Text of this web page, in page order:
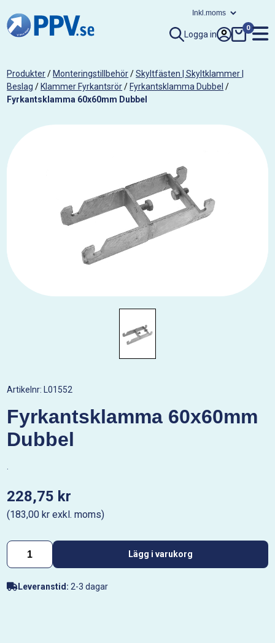
Logga in
0
Produkter/ Monteringstillbehör/Skyltfästen | Skyltklammer |
Beslag / Klammer Fyrkantsrör/ Fyrkantsklamma Dubbel /
Fyrkantsklamma 60x60mm Dubbel
Artikelnr: L01552
Fyrkantsklamma 60x60mm
Dubbel
228,75 kr
(183,00 kr exkl. moms)
Lägg i varukorg
Leveranstid: 2-3 dagar